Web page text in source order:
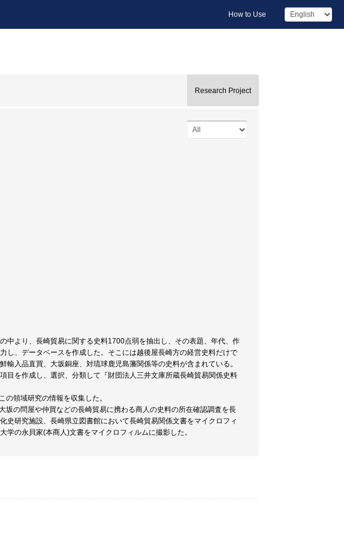
How to Use
Research Project
中より、長崎貿易に関する史料1700点弱を抽出し、その表題、年代、作
し、データベースを作成した。そこには越後屋長崎方の経営史料だけで
入品直買、大坂銅座、対琉球鹿児島藩関係等の史料が含まれている。
目を作成し、選択、分類して『財団法人三井文庫所蔵長崎貿易関係史料
領域研究の情報を収集した。
の問屋や仲買などの長崎貿易に携わる商人の史料の所在確認調査を長
史研究施設、長崎県立図書館において長崎貿易関係文書をマイクロフィ
の永貝家(本商人)文書をマイクロフィルムに撮影した。